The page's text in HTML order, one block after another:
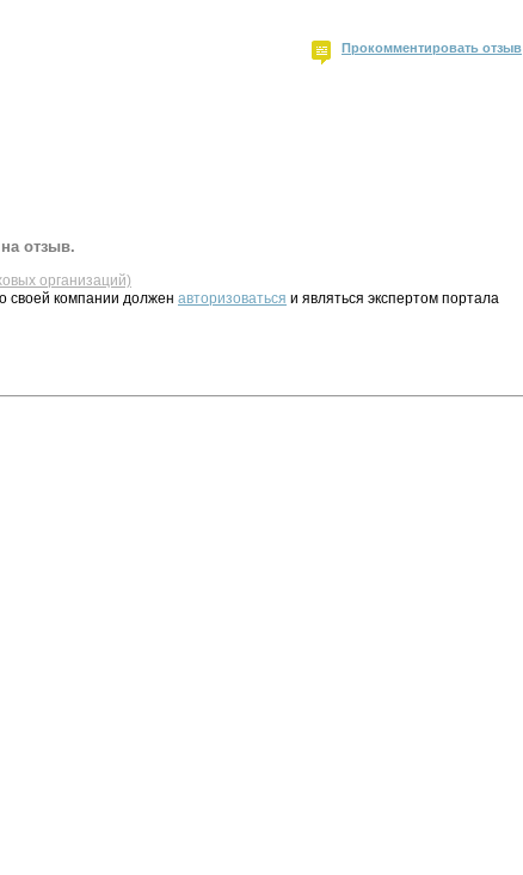
Прокомментировать отзыв
отзыв.
организаций)
своей компании должен авторизоваться и являться экспертом портала